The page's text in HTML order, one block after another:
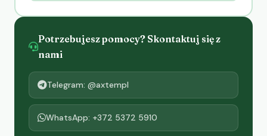
Potrzebujesz pomocy? Skontaktuj się z
nami
Telegram: @axtempl
WhatsApp: +372 5372 5910